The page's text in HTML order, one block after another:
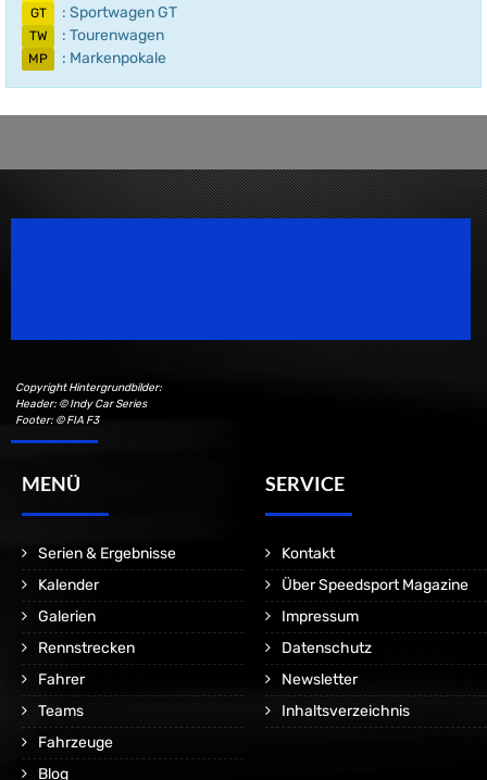
GT : Sportwagen GT
TW : Tourenwagen
MP : Markenpokale
Copyright Hintergrundbilder:
Header: © Indy Car Series
Footer: © FIA F3
MENÜ
Serien & Ergebnisse
Kalender
Galerien
Rennstrecken
Fahrer
Teams
Fahrzeuge
Blog
SERVICE
Kontakt
Über Speedsport Magazine
Impressum
Datenschutz
Newsletter
Inhaltsverzeichnis